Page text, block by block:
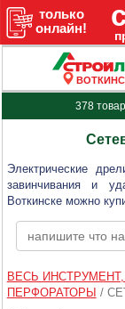
378
Электрические
завинчивания и
Воткинске можно
ВЕСЬ
ПЕРФОРАТОРЫ /